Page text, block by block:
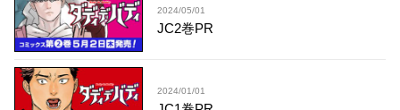
2024/05/01
JC2巻PR
2024/01/01